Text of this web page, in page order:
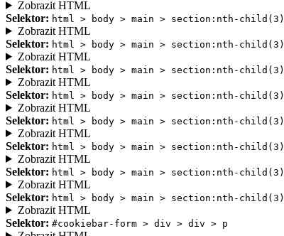
Zobrazit HTML
Selektor: html > body > main > section:nth-
Zobrazit HTML
Selektor: html > body > main > section:nth-
Zobrazit HTML
Selektor: html > body > main > section:nth-
Zobrazit HTML
Selektor: html > body > main > section:nth-
Zobrazit HTML
Selektor: html > body > main > section:nth-
Zobrazit HTML
Selektor: html > body > main > section:nth-
Zobrazit HTML
Selektor: html > body > main > section:nth-
Zobrazit HTML
Selektor: html > body > main > section:nth-
Zobrazit HTML
Selektor: #cookiebar-form > div > div > p